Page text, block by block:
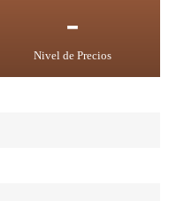
-
Nivel de Precios